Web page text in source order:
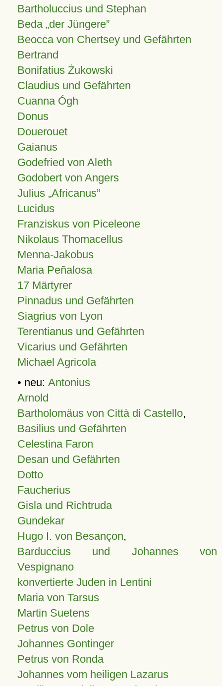
Bartholuccius und Stephan
Beda „der Jüngere”
Beocca von Chertsey und Gefährten
Bertrand
Bonifatius Żukowski
Claudius und Gefährten
Cuanna Ógh
Donus
Douerouet
Gaianus
Godefried von Aleth
Godobert von Angers
Julius Africanus
Lucidus
Franziskus von Piceleone
Nikolaus Thomacellus
Menna-Jakobus
Maria Peñalosa
17 Märtyrer
Pinnadus und Gefährten
Siagrius von Lyon
Terentianus und Gefährten
Vicarius und Gefährten
Michael Agricola
• neu: Antonius
Arnold
Bartholomäus von Città di Castello,
Basilius und Gefährten
Celestina Faron
Desan und Gefährten
Dotto
Faucherius
Gisla und Richtruda
Gundekar
Hugo I. von Besançon,
Barduccius und Johannes von
Vespignano
konvertierte Juden in Lentini
Maria von Tarsus
Martin Suetens
Petrus von Dole
Johannes Gontinger
Petrus von Ronda
Johannes vom heiligen Lazarus